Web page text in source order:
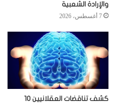
والإرادة الشعبية
7 أغسطس، 2026
كشف تناقضات العقلانيين 10